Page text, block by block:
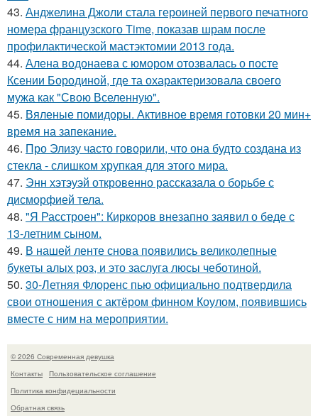
43. Анджелина Джоли стала героиней первого печатного
номера французского Time, показав шрам после
профилактической мастэктомии 2013 года.
44. Алена водонаева с юмором отозвалась о посте
Ксении Бородиной, где та охарактеризовала своего
мужа как "Свою Вселенную".
45. Вяленые помидоры. Активное время готовки 20 мин+
время на запекание.
46. Про Элизу часто говорили, что она будто создана из
стекла - слишком хрупкая для этого мира.
47. Энн хэтэуэй откровенно рассказала о борьбе с
дисморфией тела.
48. "Я Расстроен": Киркоров внезапно заявил о беде с
13-летним сыном.
49. В нашей ленте снова появились великолепные
букеты алых роз, и это заслуга люсы чеботиной.
50. 30-Летняя Флоренс пью официально подтвердила
свои отношения с актёром финном Коулом, появившись
вместе с ним на мероприятии.
© 2026 Современная девушка
Контакты
Пользовательское соглашение
Политика конфидециальности
Обратная связь